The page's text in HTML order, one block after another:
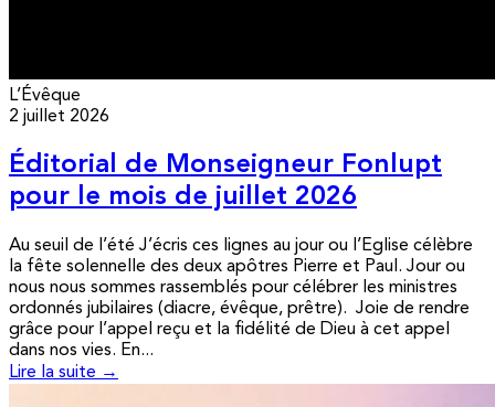
L’Évêque
2 juillet 2026
Éditorial de Monseigneur Fonlupt
pour le mois de juillet 2026
Au seuil de l’été J’écris ces lignes au jour ou l’Eglise célèbre
la fête solennelle des deux apôtres Pierre et Paul. Jour ou
nous nous sommes rassemblés pour célébrer les ministres
ordonnés jubilaires (diacre, évêque, prêtre). Joie de rendre
grâce pour l’appel reçu et la fidélité de Dieu à cet appel
dans nos vies. En...
Lire la suite →